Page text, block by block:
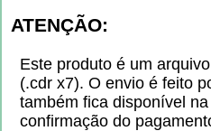
ATENÇÃO:
Este produto é um
(.cdr x7). O envio é feito
também fica disponível
confirmação do